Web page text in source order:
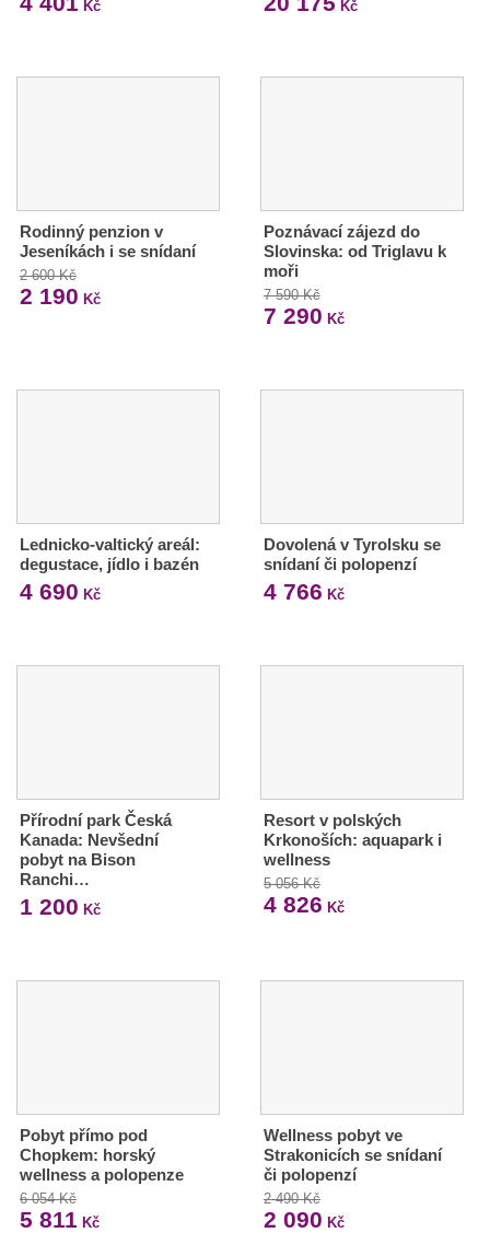
Kč Kč
Rodinný penzion v
Jeseníkách i se snídaní
2 600 Kč
2 190 Kč
Poznávací zájezd do
Slovinska: od Triglavu k
moři
7 590 Kč
7 290 Kč
Lednicko-valtický areál:
degustace, jídlo i bazén
4 690 Kč
Dovolená v Tyrolsku se
snídaní či polopenzí
4 766 Kč
Přírodní park Česká
Kanada: Nevšední
pobyt na Bison
Ranchi…
1 200 Kč
Resort v polských
Krkonoších: aquapark i
wellness
5 056 Kč
4 826 Kč
Pobyt přímo pod
Chopkem: horský
wellness a polopenze
6 054 Kč
5 811 Kč
Wellness pobyt ve
Strakonicích se snídaní
či polopenzí
2 490 Kč
2 090 Kč